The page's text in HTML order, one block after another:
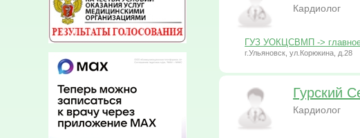
Кардиолог
ГУЗ УОКЦСВМП ->
г.Ульяновск, ул.Корюкина, д.28
Гурский
Кардиолог